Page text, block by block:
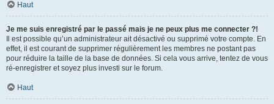
Haut
Je me suis enregistré par le passé mais je ne peux plus me connecter ?!
Il est possible qu’un administrateur ait désactivé ou supprimé votre compte. En
effet, il est courant de supprimer régulièrement les membres ne postant pas
pour réduire la taille de la base de données. Si cela vous arrive, tentez de vous
ré-enregistrer et soyez plus investi sur le forum.
Haut